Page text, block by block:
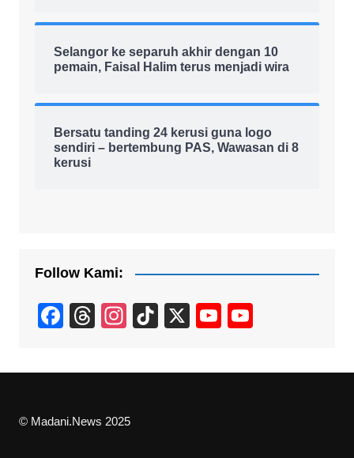
Selangor ke separuh akhir dengan 10
pemain, Faisal Halim terus menjadi wira
Bersatu tanding 24 kerusi guna logo
sendiri – bertembung PAS, Wawasan di 8
kerusi
Follow Kami:
F
c
b
T
e
d
In
a
a
Ti
T
X
Y
u
u
© Madani.News 2025